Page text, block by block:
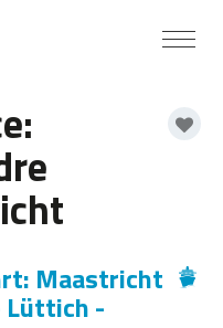
Maastricht
Lüttich -